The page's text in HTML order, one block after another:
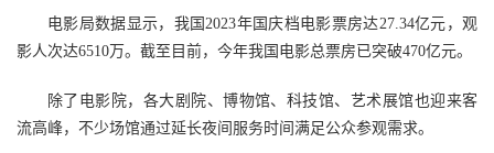
电影局数据显示，我国2023年国庆档电影票房达27.34亿元，观
影人次达6510万。截至目前，今年我国电影总票房已突破470亿元。
除了电影院，各大剧院、博物馆、科技馆、艺术展馆也迎来客
流高峰，不少场馆通过延长夜间服务时间满足公众参观需求。